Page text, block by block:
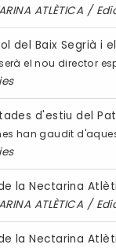
ATLÈTICA /
del Baix Segrià i
el nou director
d'estiu del
han gaudit
la Nectarina
ATLÈTICA /
la Nectarina